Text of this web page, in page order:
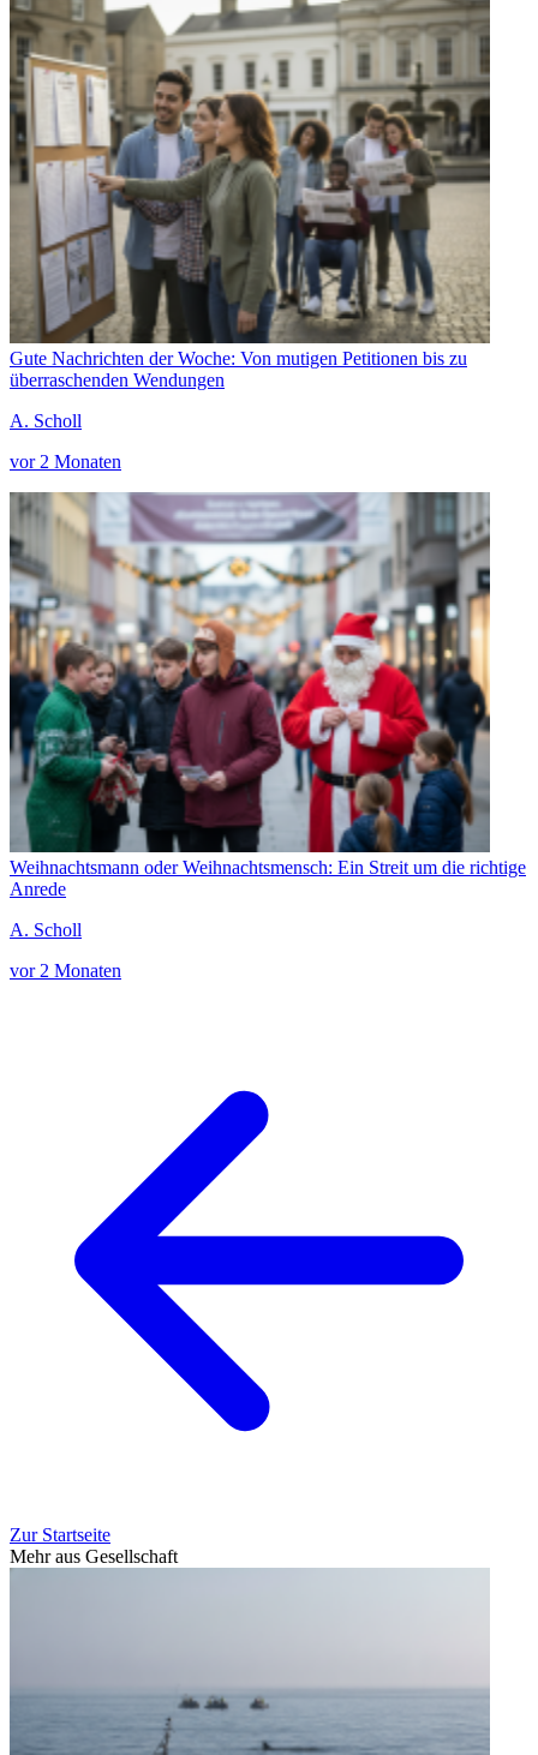
Gute Nachrichten der Woche: Von mutigen Petitionen bis zu
überraschenden Wendungen
A. Scholl
vor 2 Monaten
Weihnachtsmann oder Weihnachtsmensch: Ein Streit um die richtige
Anrede
A. Scholl
vor 2 Monaten
Zur Startseite
Mehr aus Gesellschaft